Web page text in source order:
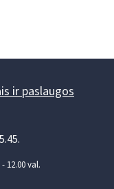
ir paslaugos
12.00 val.